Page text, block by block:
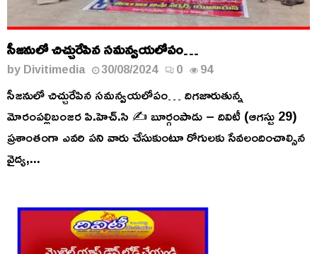
సీజనులో చిచ్చురేపిన సమన్వయలోపం…
byDivitimedia 30/08/2024 0 94
సీజనులో చిచ్చురేపిన సమన్వయలోపం… దిగజారుతున్న
మోరంపల్లిబంజర పి.హెచ్.సి ✍️ బూర్గంపాడు – దివిటీ (ఆగస్టు 29)
ప్రశాంతంగా ఎవరి పని వారు చేసుకుంటూ రోగులకు సేవలందించాల్సిన
వైద్య,...